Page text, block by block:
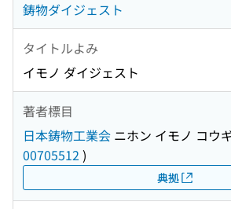
鋳物ダイジェスト
タイトルよみ
イモノ ダイジェスト
著者標目
日本鋳物工業会 ニホン イモノ コウ
00705512 )
典拠